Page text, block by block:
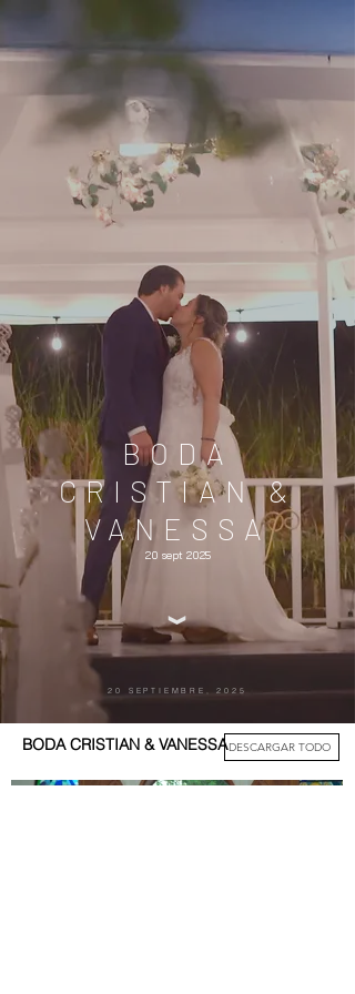
BODA
CRISTIAN &
VANESSA
20 sept 2025
20 SEPTIEMBRE, 2025
BODA CRISTIAN & VANESSADESCARGAR TODO